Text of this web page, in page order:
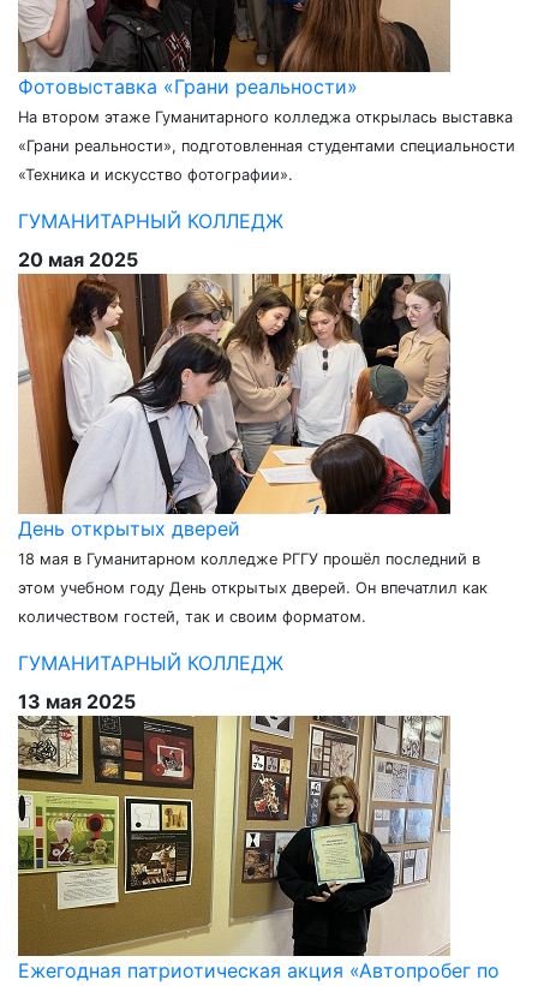
Фотовыставка «Грани реальности»
На втором этаже Гуманитарного колледжа открылась выставка
«Грани реальности», подготовленная студентами специальности
«Техника и искусство фотографии».
ГУМАНИТАРНЫЙ КОЛЛЕДЖ
20 мая 2025
День открытых дверей
18 мая в Гуманитарном колледже РГГУ прошёл последний в
этом учебном году День открытых дверей. Он впечатлил как
количеством гостей, так и своим форматом.
ГУМАНИТАРНЫЙ КОЛЛЕДЖ
13 мая 2025
Ежегодная патриотическая акция «Автопробег по